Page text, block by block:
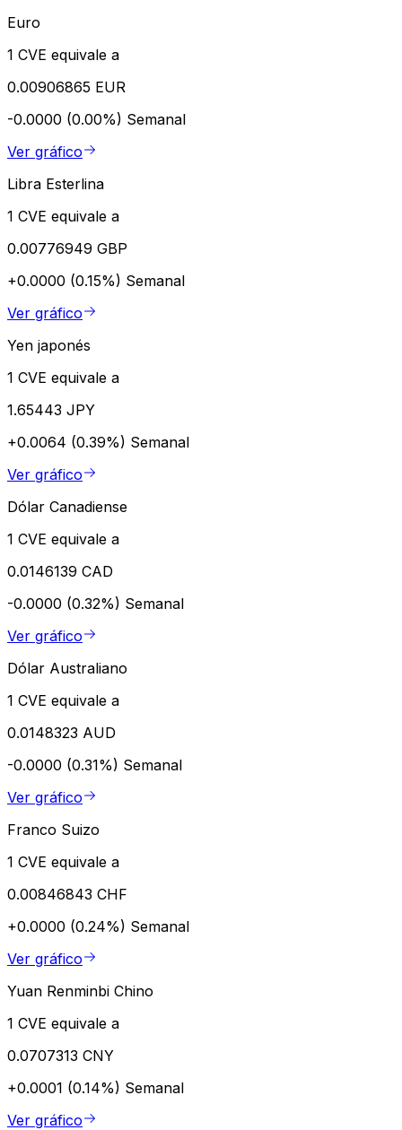
Euro
1 CVE equivale a
0.00906865 EUR
-0.0000 (0.00%) Semanal
Ver gráfico
Libra Esterlina
1 CVE equivale a
0.00776949 GBP
+0.0000 (0.15%) Semanal
Ver gráfico
Yen japonés
1 CVE equivale a
1.65443 JPY
+0.0064 (0.39%) Semanal
Ver gráfico
Dólar Canadiense
1 CVE equivale a
0.0146139 CAD
-0.0000 (0.32%) Semanal
Ver gráfico
Dólar Australiano
1 CVE equivale a
0.0148323 AUD
-0.0000 (0.31%) Semanal
Ver gráfico
Franco Suizo
1 CVE equivale a
0.00846843 CHF
+0.0000 (0.24%) Semanal
Ver gráfico
Yuan Renminbi Chino
1 CVE equivale a
0.0707313 CNY
+0.0001 (0.14%) Semanal
Ver gráfico